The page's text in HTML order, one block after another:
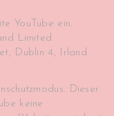
YouTube ein.
Limited
Dublin 4, Irland.
Dieser
keine